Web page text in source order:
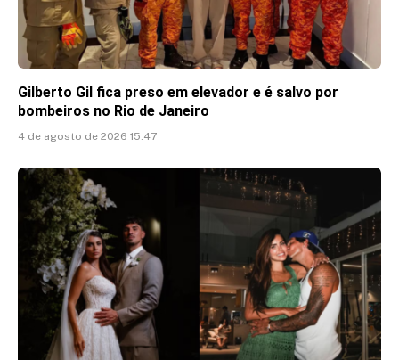
Gilberto Gil fica preso em elevador e é salvo por
bombeiros no Rio de Janeiro
4 de agosto de 2026 15:47